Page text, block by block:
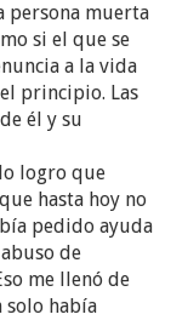
persona muerta
si el que se
a la vida
principio. Las
él y su
logro que
hasta hoy no
pedido ayuda
de
me llenó de
solo había